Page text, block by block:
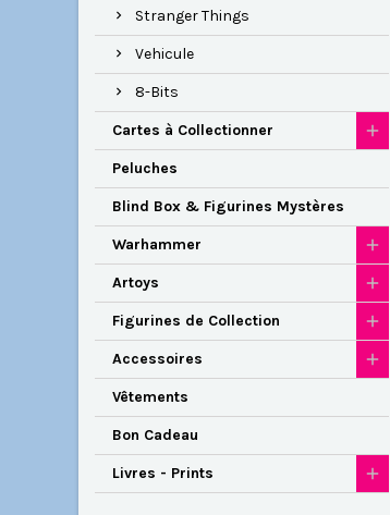
Stranger Things
Vehicule
8-Bits
Cartes à Collectionner
Peluches
Blind Box & Figurines Mystères
Warhammer
Artoys
Figurines de Collection
Accessoires
Vêtements
Bon Cadeau
Livres - Prints